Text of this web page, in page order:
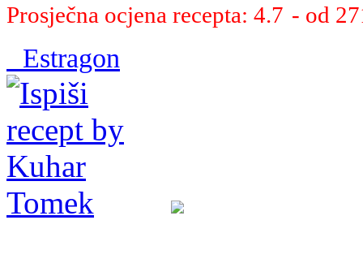
Prosječna ocjena recepta: 4.7 - od
Estragon